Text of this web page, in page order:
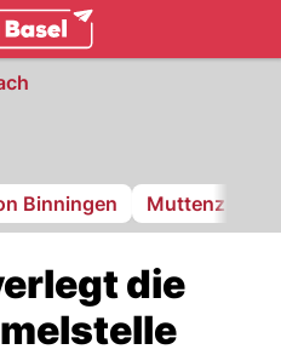
Binningen Muttenz
die